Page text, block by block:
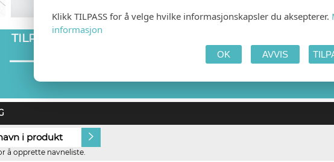
TILPASS PRODUKTET
i produkt
å opprette navneliste.
Klikk TILPASS for å velge hvilke informasjonskapsler du aksepterer.
informasjon
OK AVVIS